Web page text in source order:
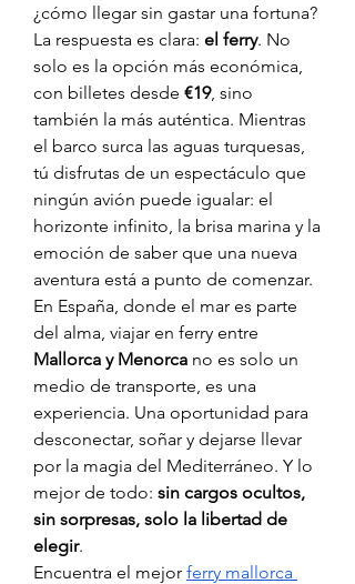
¿cómo llegar sin gastar una fortuna?
La respuesta es clara: el ferry. No
solo es la opción más económica,
con billetes desde €19, sino
también la más auténtica. Mientras
el barco surca las aguas turquesas,
tú disfrutas de un espectáculo que
ningún avión puede igualar: el
horizonte infinito, la brisa marina y la
emoción de saber que una nueva
aventura está a punto de comenzar.
En España, donde el mar es parte
Mallorca y Menorca no es solo un
medio de transporte, es una
experiencia. Una oportunidad para
desconectar, soñar y dejarse llevar
por la magia del Mediterráneo. Y lo
mejor de todo: sin cargos ocultos,
sin sorpresas, solo la libertad de
elegir.
Encuentra el mejor ferry mallorca